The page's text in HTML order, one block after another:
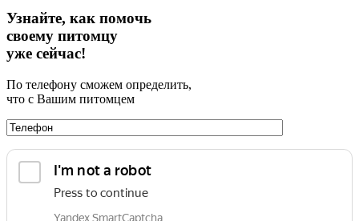
Узнайте, как помочь
своему питомцу
уже сейчас!
По телефону сможем определить,
что с Вашим питомцем